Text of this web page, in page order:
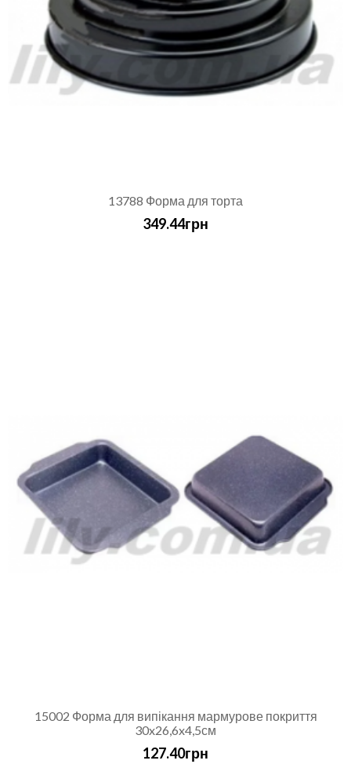
13788 Форма для торта
349.44грн
15002 Форма для випікання мармурове покриття
30x26,6x4,5см
127.40грн